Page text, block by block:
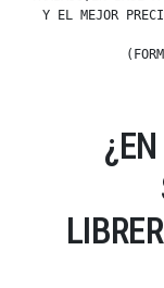
Y EL MEJOR